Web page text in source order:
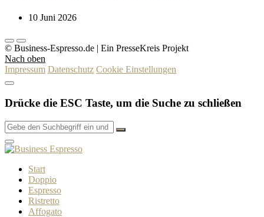
10 Juni 2026
© Business-Espresso.de | Ein PresseKreis Projekt
Nach oben
Impressum Datenschutz Cookie Einstellungen
Drücke die ESC Taste, um die Suche zu schließen
Start
Doppio
Espresso
Ristretto
Affogato